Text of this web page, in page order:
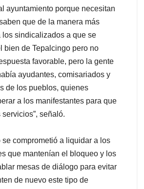
ayuntamiento porque necesitan
que de la manera más
los sindicalizados a que se
bien de Tepalcingo pero no
favorable, pero la gente
ayudantes, comisariados y
de los pueblos, quienes
a los manifestantes para que
señaló.
se comprometió a liquidar a los
que mantenían el bloqueo y los
mesas de diálogo para evitar
de nuevo este tipo de